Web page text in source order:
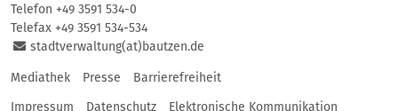
Telefon +49 3591 534-0
Telefax +49 3591 534-534
stadtverwaltung(at)bautzen.de
Mediathek Presse
Barrierefreiheit
Impressum
Datenschutz Elektronische Kommunikation